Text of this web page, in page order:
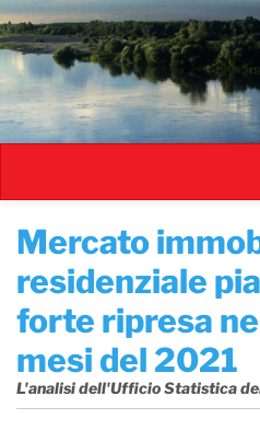
Salta
al
contenuto
principale
Mercato
residenziale
forte ripresa
mesi del 2021
L'analisi dell'Ufficio Statistica